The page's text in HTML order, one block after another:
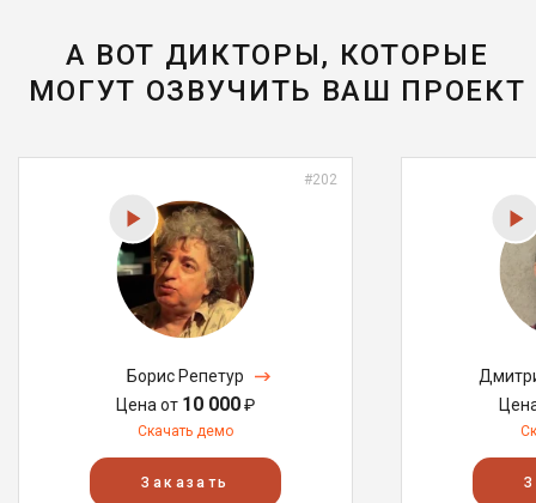
А ВОТ ДИКТОРЫ, КОТОРЫЕ
МОГУТ ОЗВУЧИТЬ ВАШ ПРОЕКТ
#202
Борис Репетур
Цена от 10 000₽
Скачать демо
Заказать